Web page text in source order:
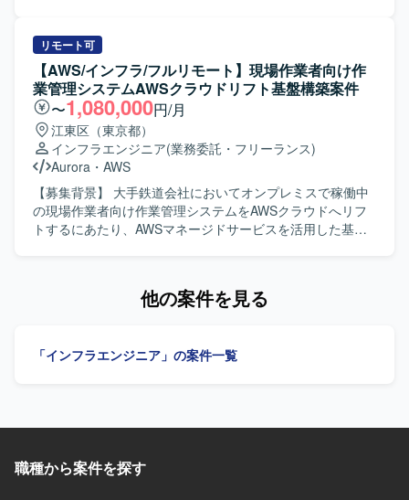
声認識を連携させた先進的なシステムの基盤構築に携わる
ことができ、マルチクラウド間ネットワークや非機能要件
設計など、インフラ領域における幅広い経験を積むことが
できます。要件整理から設計・構築・試験まで一貫して関
われるため、上流から下流までのスキルを強化できる環境
です。エンド側メンバーとの協働を通じて、技術だけでな
くマネジメントや教育の経験も得られます。 【開発環境】
AWS上の音声認識システム基盤とAzure上の生成AI基盤
（Azure OpenAI）を対象としたマルチクラウド構成となっ
ております。AWSではNLB、VPCエンドポイント、
PrivateLinkなどを利用し、Azureではサブスクリプションお
や統合運用製品のエージェント導入などを行っていただき
既にプロジェクトに参画しているリーダーからのフォロー
を受けながら、顧客との折衝や要件整理のスキルを高めて
いただけます。 【開発環境】 モバイルアプリを対象とした
決済機能開発プロジェクトにおいて、要件定義書などのド
キュメントベースで要件を整理する環境となっておりま
す。
ていただきます。 サービス立ち上げの初期フェーズから参
画し、アーキテクト設計や基本設計（主にセキュリティや
可観測性などの非機能要件）を実施していただきます。 そ
の後はインフラエンジニア/SREとして、環境の構築および
最適化を主導していただきます。 具体的には、開発および
サービス提供基盤のアーキテクト設計や基本設計、DevOps
環境の設計・構築、SREとして環境の自動化や最適化など
を行っていただきます。 【求める人物像】 自ら主体的にサ
ービス基盤づくりに取り組み、非機能要件を意識した設
計・改善ができる方を求めております。 長期的なサービス
展開を見据え、チームと協調しながら継続的な改善に取り
の大規模展開を見据えたプロジェクトであり、立ち上げフ
会課題の解決に直結する社会インフラ領域に挑戦できる点
ど
リモート可
【AWS/インフラ/フルリモート】現場作業者向け作
業管理システムAWSクラウドリフト基盤構築案件
〜1,080,000円/月
江東区（東京都）
インフラエンジニア(業務委託・フリーランス)
Aurora ・ AWS
【募集背景】 大手鉄道会社においてオンプレミスで稼働中
の現場作業者向け作業管理システムをAWSクラウドへリフ
トするにあたり、AWSマネージドサービスを活用した基盤
の整理からAWS基盤の設計、IaC実装、運用設計までを一気
理し、それらを根拠にネットワークやコンテナ基盤、デー
Fargateを用いたコンテナ基盤設計、Aurora PostgreSQLや
っていただきます。また、WAFやGuardDuty、Security
他の案件を見る
「インフラエンジニア」の案件一覧
職種から案件を探す